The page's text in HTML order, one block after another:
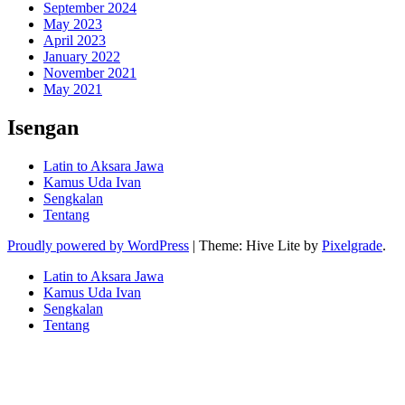
September 2024
May 2023
April 2023
January 2022
November 2021
May 2021
Isengan
Latin to Aksara Jawa
Kamus Uda Ivan
Sengkalan
Tentang
Proudly powered by WordPress | Theme: Hive Lite by Pixelgrade.
Footer
navigation
Latin to Aksara Jawa
Kamus Uda Ivan
Sengkalan
Tentang